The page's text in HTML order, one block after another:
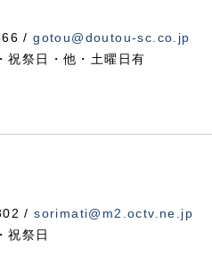
/gotou@doutou-sc.co.jp
祭日・他・土曜日有
/sorimati@m2.octv.ne.jp
祝祭日